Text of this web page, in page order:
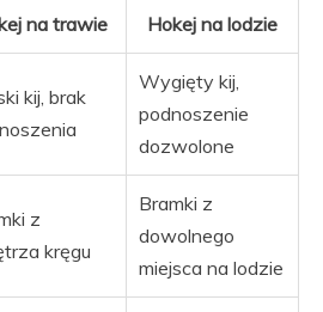
na trawie Hokej na lodzie
kij, brak
Wygięty kij,
podnoszenie
dozwolone
z
kręgu
Bramki z
dowolnego
miejsca na lodzie